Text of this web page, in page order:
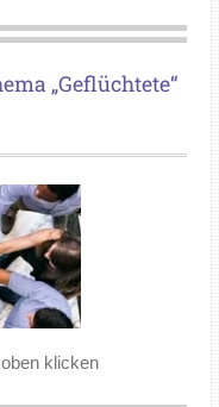
„Geflüchtete“
klicken